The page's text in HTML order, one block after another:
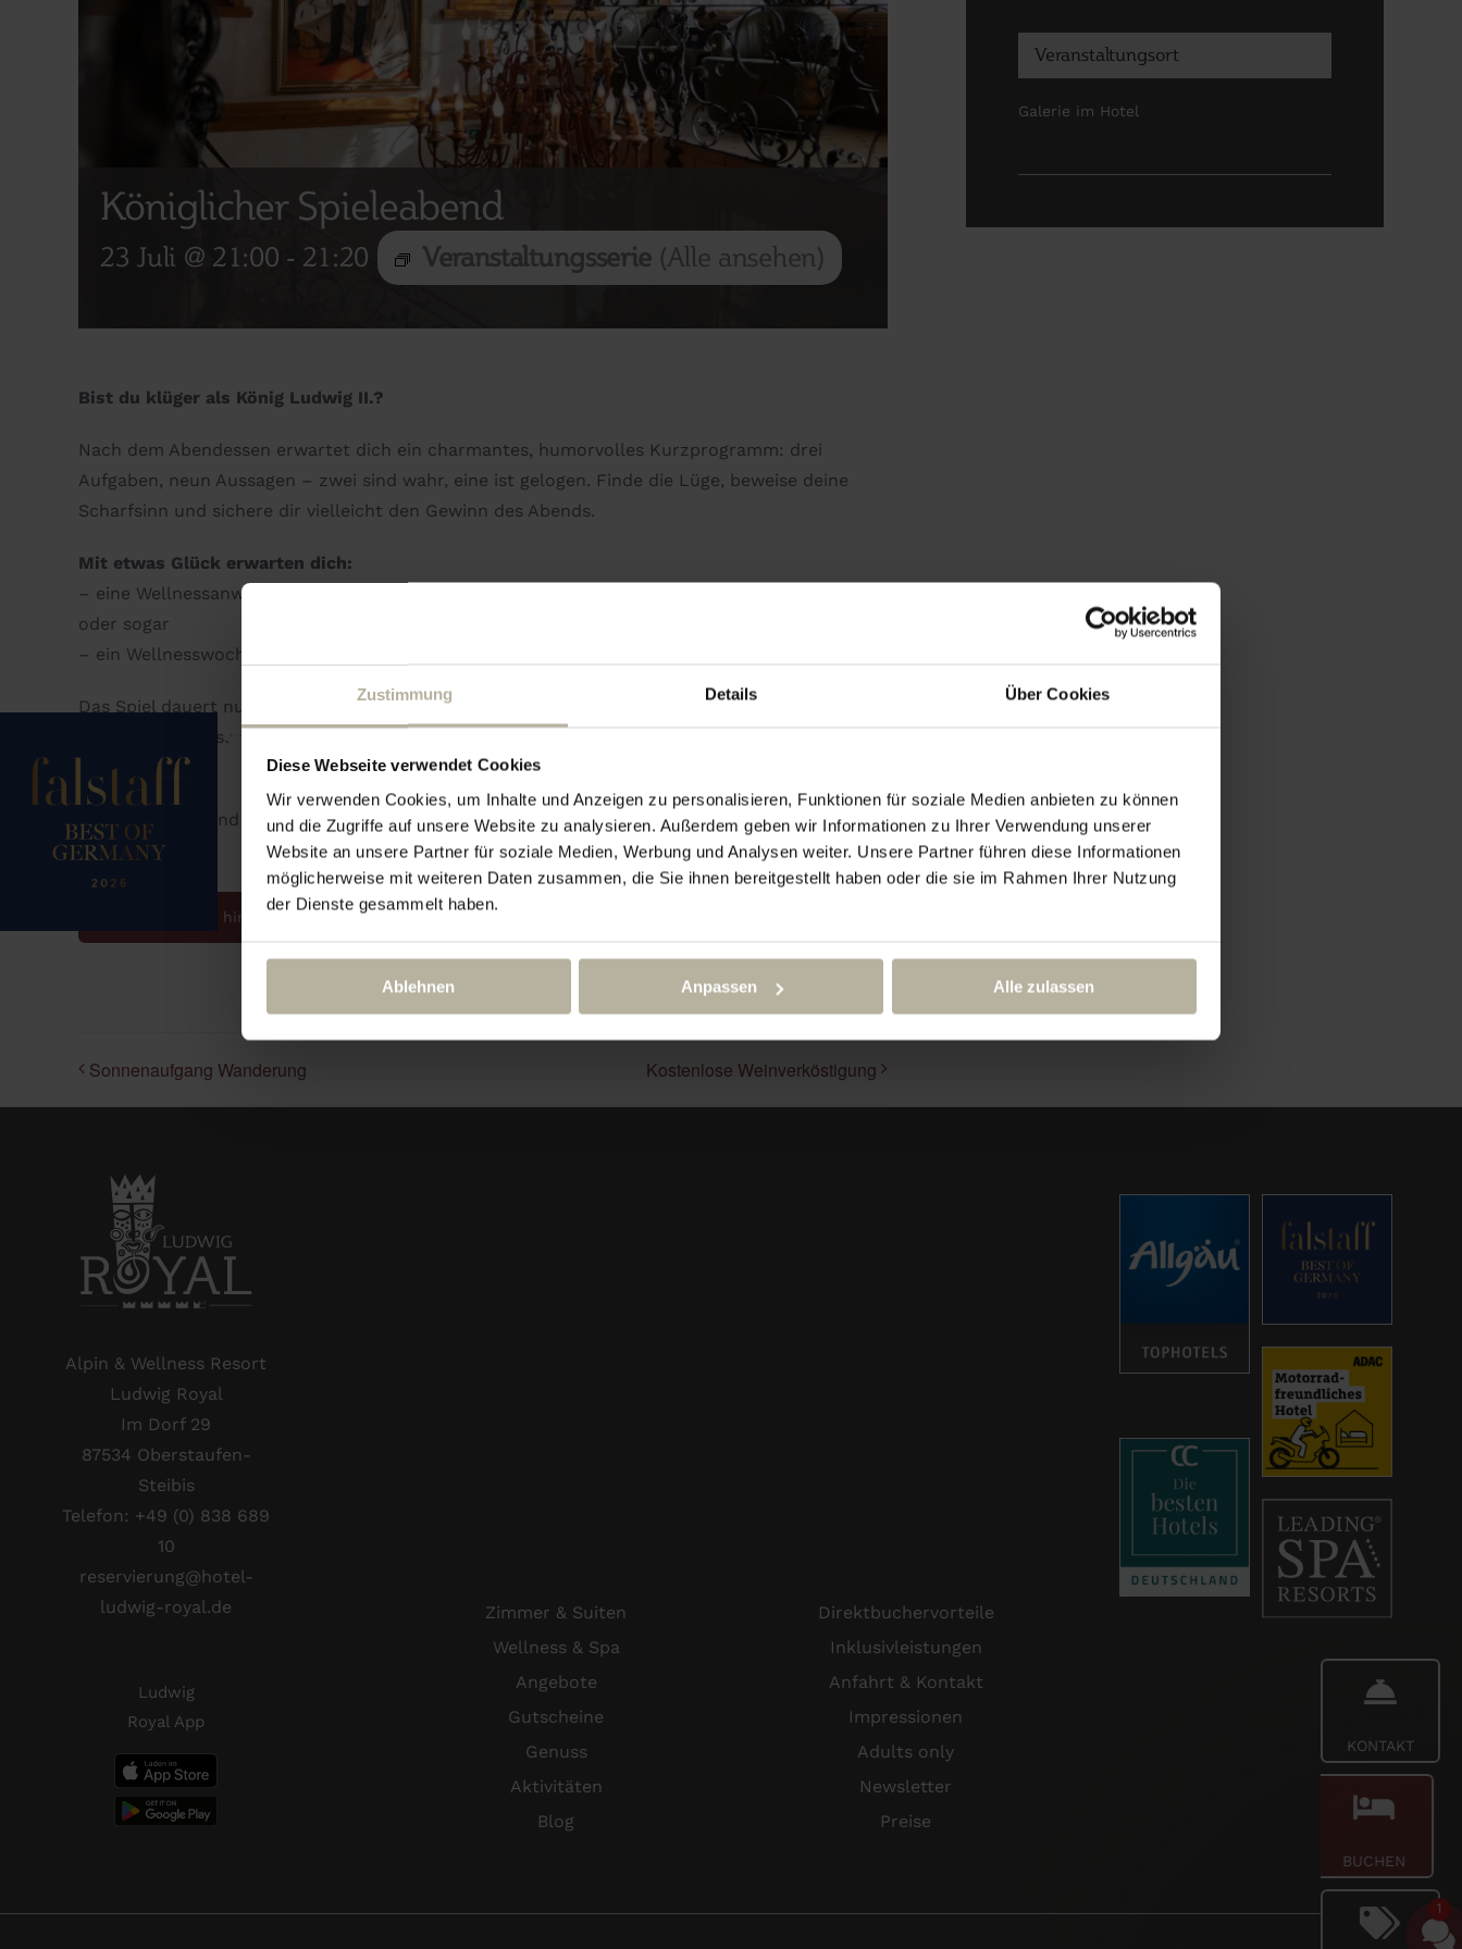
Zustimmung Details Über Cookies
Diese Webseite verwendet Cookies
Wir verwenden Cookies, um Inhalte und Anzeigen zu personalisieren, Funktionen für soziale Medien anbieten zu können
und die Zugriffe auf unsere Website zu analysieren. Außerdem geben wir Informationen zu Ihrer Verwendung unserer
Website an unsere Partner für soziale Medien, Werbung und Analysen weiter. Unsere Partner führen diese Informationen
möglicherweise mit weiteren Daten zusammen, die Sie ihnen bereitgestellt haben oder die sie im Rahmen Ihrer Nutzung
der Dienste gesammelt haben.
Ablehnen Anpassen Alle zulassen
Königlicher Spieleabend
23 Juli @ 21:00 - 21:20 Veranstaltungsserie (Alle ansehen)
Bist du klüger als König Ludwig II.?
Nach dem Abendessen erwartet dich ein charmantes, humorvolles Kurzprogramm: drei
Aufgaben, neun Aussagen – zwei sind wahr, eine ist gelogen. Finde die Lüge, beweise deine
Scharfsinn und sichere dir vielleicht den Gewinn des Abends.
Mit etwas Glück erwarten dich:
– eine Wellnessanwendung am Freitag
oder sogar
– ein Wellnesswochenende für zwei Personen.
Das Spiel dauert nur rund 20 Minuten und ist ideal, um den Abend leicht und unterhaltsam
ausklingen zu lassen. Einfach hoch in die Galerie gehen – eine Anmeldung ist nicht
erforderlich.
Viel Vergnügen und viel Glück!
Zum Kalender hinzufügen
Sonnenaufgang Wanderung Kostenlose Weinverköstigung
Veranstaltungsort
Galerie im Hotel
Alpin & Wellness Resort
Ludwig Royal
Im Dorf 29
87534 Oberstaufen-
Steibis
Telefon: +49 (0) 838 689
10
reservierung@hotel-
ludwig-royal.de
Ludwig
Royal App
Zimmer & Suiten
Wellness & Spa
Angebote
Gutscheine
Genuss
Aktivitäten
Blog
Direktbuchervorteile
Inklusivleistungen
Anfahrt & Kontakt
Impressionen
Adults only
Newsletter
Preise
KONTAKT
BUCHEN
1